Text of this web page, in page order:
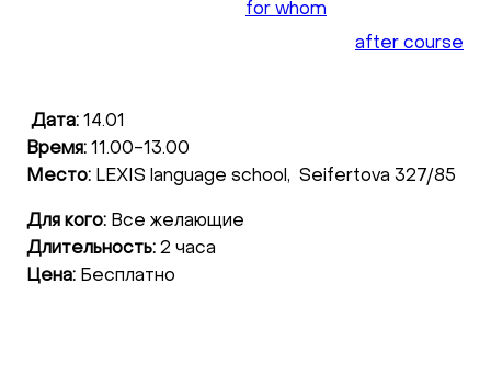
for whom
after course
Дата: 14.01
Время: 11.00-13.00
Место: LEXIS language school, Seifertova 327/85
Для кого: Все желающие
Длительность: 2 часа
Цена: Бесплатно